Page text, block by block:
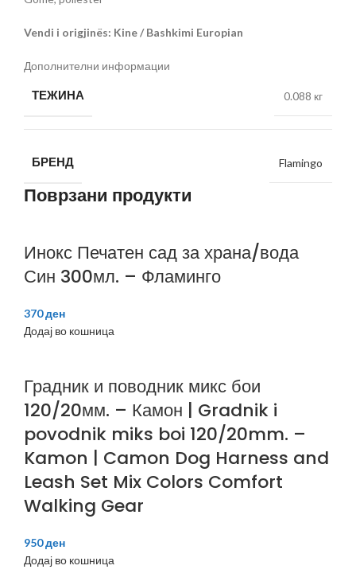
Vendi i origjinës: Kine / Bashkimi Europian
Дополнителни информации
ТЕЖИНА 0.088 кг
БРЕНД Flamingo
Поврзани продукти
Инокс Печатен сад за храна/вода
Син 300мл. – Фламинго
370ден
Додај во кошница
Градник и поводник микс бои
120/20мм. – Камон | Gradnik i
povodnik miks boi 120/20mm. –
Kamon | Camon Dog Harness and
Leash Set Mix Colors Comfort
Walking Gear
950ден
Додај во кошница